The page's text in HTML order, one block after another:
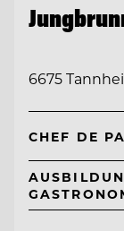
6675
CHEF DE